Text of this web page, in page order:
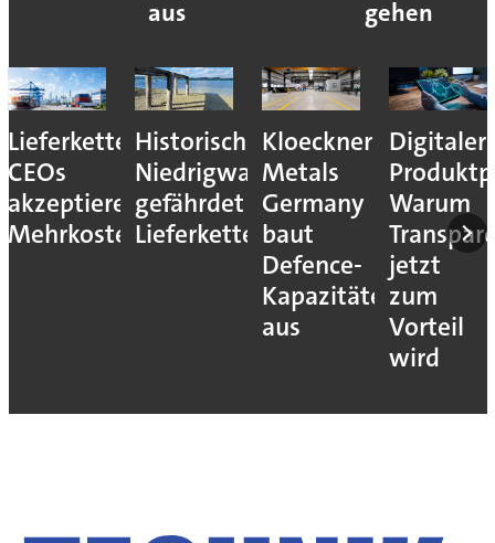
aus
gehen
Lieferkettenresilienz:
CEOs
akzeptieren
Mehrkosten
Historisches
Niedrigwasser
gefährdet
Lieferketten
Kloeckner
Metals
Germany
baut
Defence-
Kapazitäten
aus
Digitaler
Warum
jetzt
zum
Vorteil
wird